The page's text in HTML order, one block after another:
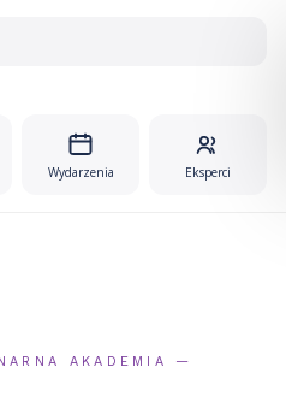
Wydarzenia Eksperci
AKADEMIA —